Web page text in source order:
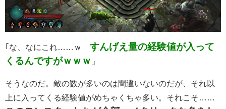
｢な、なにこれ……ｗ すんげえ量の経験値が入って
くるんですがｗｗｗ 」
そうなのだ。敵の数が多いのは間違いないのだが、それ以
上に入ってくる経験値がめちゃくちゃ多い。それこそ……